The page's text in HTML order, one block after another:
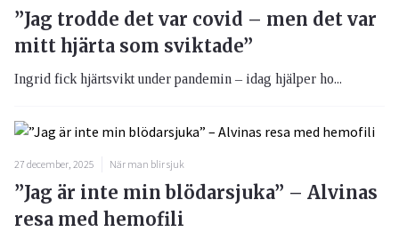
”Jag trodde det var covid – men det var
mitt hjärta som sviktade”
Ingrid fick hjärtsvikt under pandemin – idag hjälper ho...
27 december, 2025 När man blir sjuk
”Jag är inte min blödarsjuka” – Alvinas
resa med hemofili